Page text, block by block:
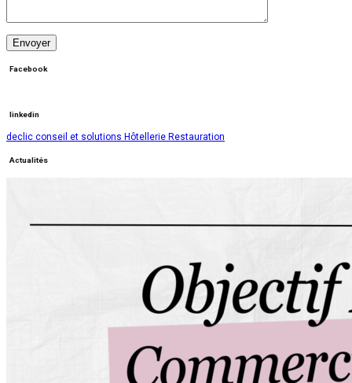
Facebook
linkedin
declic conseil et solutions Hôtellerie Restauration
Actualités